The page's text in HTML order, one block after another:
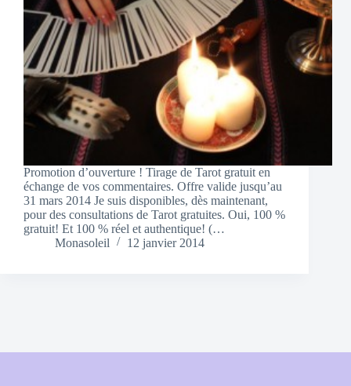
Promotion d’ouverture ! Tirage de Tarot gratuit en
échange de vos commentaires. Offre valide jusqu’au
31 mars 2014 Je suis disponibles, dès maintenant,
pour des consultations de Tarot gratuites. Oui, 100 %
gratuit! Et 100 % réel et authentique! (…
Monasoleil
12 janvier 2014